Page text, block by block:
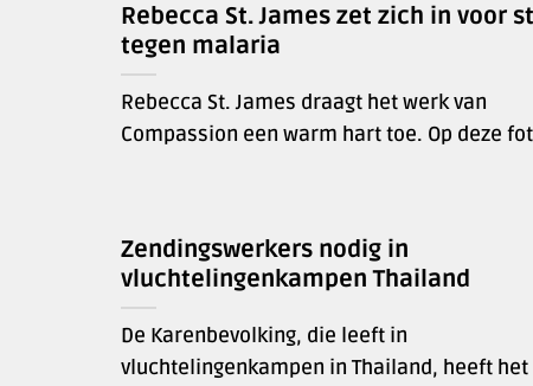
Rebecca St. James zet zich in voor
tegen malaria
Rebecca St. James draagt het werk van
Compassion een warm hart toe. Op deze
Zendingswerkers nodig in
vluchtelingenkampen Thailand
De Karenbevolking, die leeft in
vluchtelingenkampen in Thailand, heeft het